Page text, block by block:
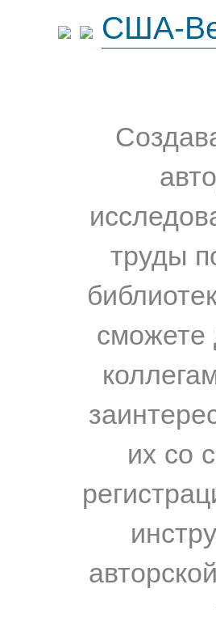
США-
труды
сможете
их со